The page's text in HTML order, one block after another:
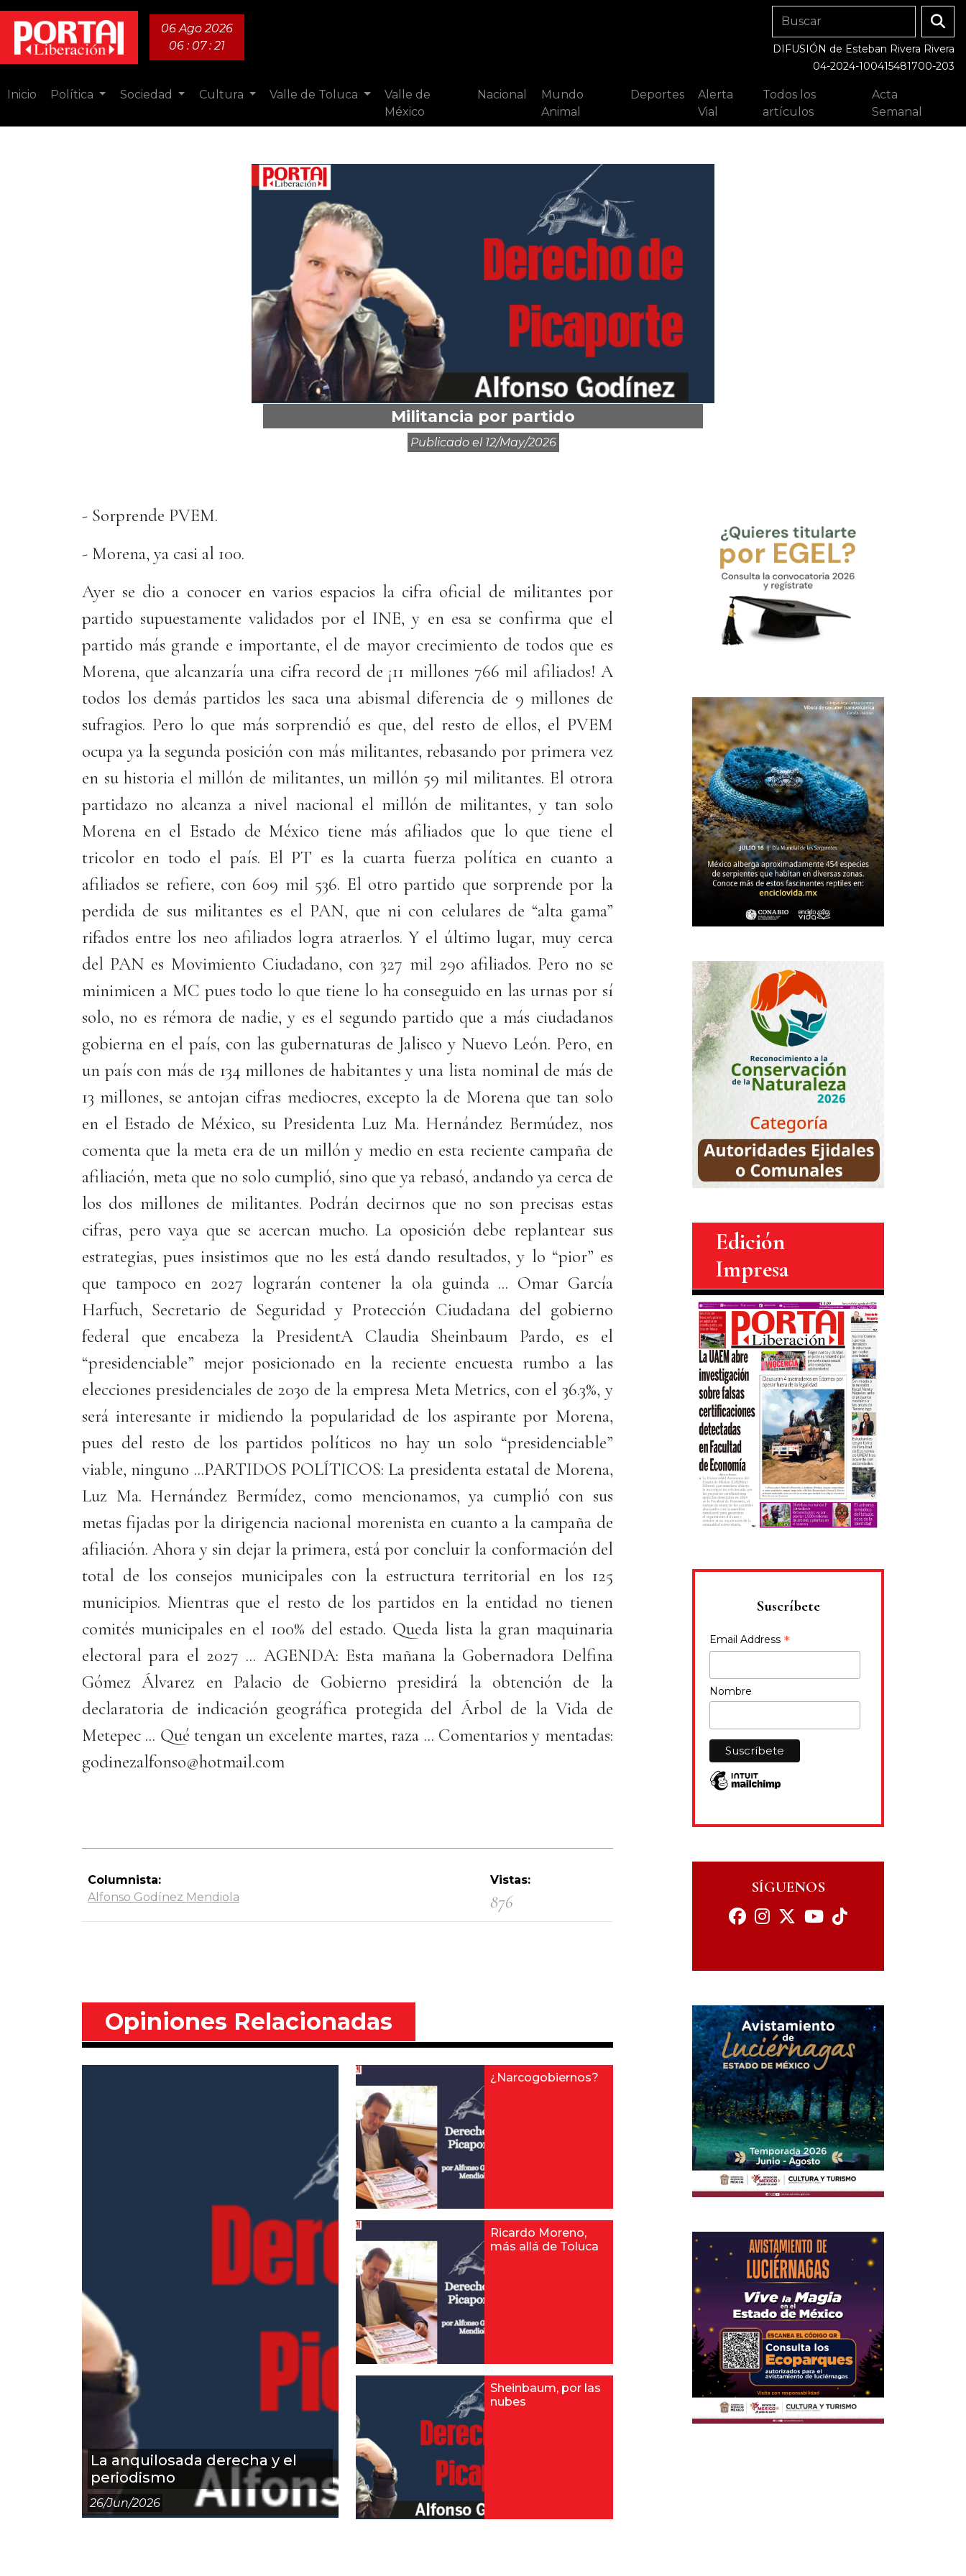
06 Ago 2026
06 : 07 : 22
DIFUSIÓN de Esteban Rivera Rivera
04-2024-100415481700-203
Inicio Política Sociedad Cultura Valle de Toluca
Valle de
México
Nacional
Mundo
Animal
Deportes
Alerta
Vial
Todos los
artículos
Acta
Semanal
Militancia por partido
Publicado el 12/may/2026
- Sorprende PVEM.
- Morena, ya casi al 100.
Ayer se dio a conocer en varios espacios la cifra oficial de militantes por
partido supuestamente validados por el INE, y en esa se confirma que el
partido más grande e importante, el de mayor crecimiento de todos que es
Morena, que alcanzaría una cifra record de ¡11 millones 766 mil afiliados! A
todos los demás partidos les saca una abismal diferencia de 9 millones de
sufragios. Pero lo que más sorprendió es que, del resto de ellos, el PVEM
ocupa ya la segunda posición con más militantes, rebasando por primera vez
en su historia el millón de militantes, un millón 59 mil militantes. El otrora
partidazo no alcanza a nivel nacional el millón de militantes, y tan solo
Morena en el Estado de México tiene más afiliados que lo que tiene el
tricolor en todo el país. El PT es la cuarta fuerza política en cuanto a
afiliados se refiere, con 609 mil 536. El otro partido que sorprende por la
perdida de sus militantes es el PAN, que ni con celulares de “alta gama”
rifados entre los neo afiliados logra atraerlos. Y el último lugar, muy cerca
del PAN es Movimiento Ciudadano, con 327 mil 290 afiliados. Pero no se
minimicen a MC pues todo lo que tiene lo ha conseguido en las urnas por sí
solo, no es rémora de nadie, y es el segundo partido que a más ciudadanos
gobierna en el país, con las gubernaturas de Jalisco y Nuevo León. Pero, en
un país con más de 134 millones de habitantes y una lista nominal de más de
13 millones, se antojan cifras mediocres, excepto la de Morena que tan solo
en el Estado de México, su Presidenta Luz Ma. Hernández Bermúdez, nos
comenta que la meta era de un millón y medio en esta reciente campaña de
afiliación, meta que no solo cumplió, sino que ya rebasó, andando ya cerca de
los dos millones de militantes. Podrán decirnos que no son precisas estas
cifras, pero vaya que se acercan mucho. La oposición debe replantear sus
estrategias, pues insistimos que no les está dando resultados, y lo “pior” es
que tampoco en 2027 lograrán contener la ola guinda ... Omar García
Harfuch, Secretario de Seguridad y Protección Ciudadana del gobierno
federal que encabeza la PresidentA Claudia Sheinbaum Pardo, es el
“presidenciable” mejor posicionado en la reciente encuesta rumbo a las
elecciones presidenciales de 2030 de la empresa Meta Metrics, con el 36.3%, y
será interesante ir midiendo la popularidad de los aspirante por Morena,
pues del resto de los partidos políticos no hay un solo “presidenciable”
viable, ninguno ...PARTIDOS POLÍTICOS: La presidenta estatal de Morena,
Luz Ma. Hernández Bermídez, como mencionamos, ya cumplió con sus
metas fijadas por la dirigencia nacional morenista en cuanto a la campaña de
afiliación. Ahora y sin dejar la primera, está por concluir la conformación del
total de los consejos municipales con la estructura territorial en los 125
municipios. Mientras que el resto de los partidos en la entidad no tienen
comités municipales en el 100% del estado. Queda lista la gran maquinaria
electoral para el 2027 ... AGENDA: Esta mañana la Gobernadora Delfina
Gómez Álvarez en Palacio de Gobierno presidirá la obtención de la
declaratoria de indicación geográfica protegida del Árbol de la Vida de
Metepec ... Qué tengan un excelente martes, raza ... Comentarios y mentadas:
godinezalfonso@hotmail.com
Columnista:
Alfonso Godínez Mendiola
Vistas:
876
Opiniones Relacionadas
La anquilosada derecha y el
periodismo
26/Jun/2026
¿Narcogobiernos?
Ricardo Moreno,
más allá de Toluca
Sheinbaum, por las
nubes
Edición
Impresa
Suscríbete
Email Address *
Nombre
SÍGUENOS